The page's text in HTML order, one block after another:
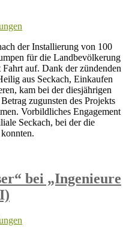
der Installierung von 100
für die Landbevölkerung
auf. Dank der zündenden
aus Seckach, Einkaufen
kam bei der diesjährigen
zugunsten des Projekts
Vorbildliches Engagement
Seckach, bei der die
bei „Ingenieure